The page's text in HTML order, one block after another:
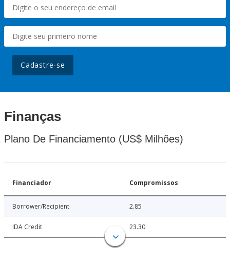
Cadastre-se
Finanças
Plano De Financiamento (US$ Milhões)
Financiador Compromissos
Borrower/Recipient 2.85
IDA Credit 23.30